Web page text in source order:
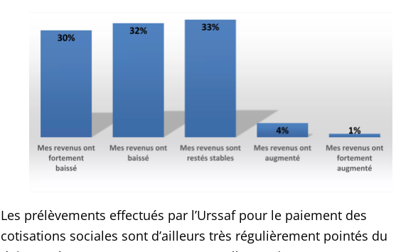
Les prélèvements effectués par l’Urssaf pour le paiement des
cotisations sociales sont d’ailleurs très régulièrement pointés du